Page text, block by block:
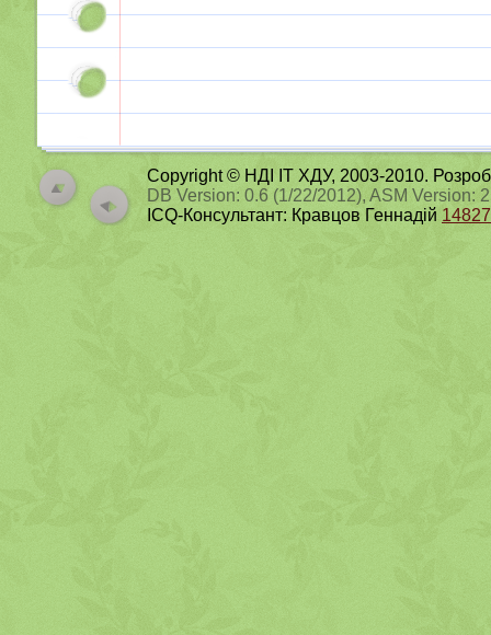
Copyright © НДІ ІТ ХДУ, 2003-2010.
DB Version: 0.6 (1/22/2012), ASM Version:
ICQ-Консультант: Кравцов Геннадій